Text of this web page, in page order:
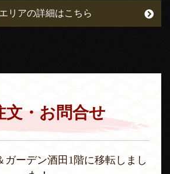
リアの詳細はこちら
文・お問合せ
ガーデン酒田1階に移転しまし